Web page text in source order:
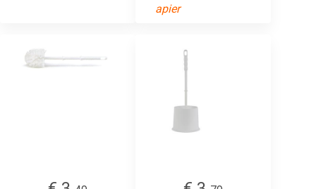
apier